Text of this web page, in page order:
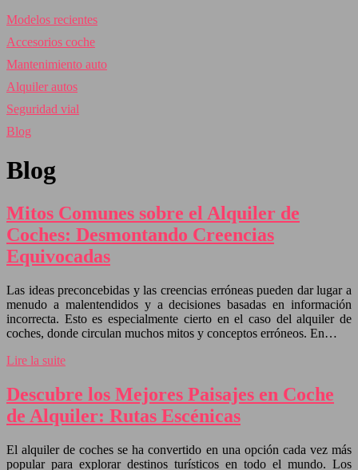
Modelos recientes
Accesorios coche
Mantenimiento auto
Alquiler autos
Seguridad vial
Blog
Blog
Mitos Comunes sobre el Alquiler de
Coches: Desmontando Creencias
Equivocadas
Las ideas preconcebidas y las creencias erróneas pueden dar lugar a
menudo a malentendidos y a decisiones basadas en información
incorrecta. Esto es especialmente cierto en el caso del alquiler de
coches, donde circulan muchos mitos y conceptos erróneos. En…
Lire la suite
Descubre los Mejores Paisajes en Coche
de Alquiler: Rutas Escénicas
El alquiler de coches se ha convertido en una opción cada vez más
popular para explorar destinos turísticos en todo el mundo. Los